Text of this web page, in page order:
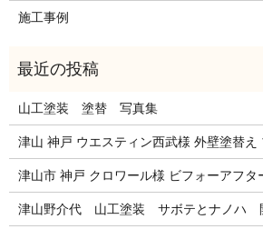
施工事例
山工塗装 塗替 写真集
津山 神戸 ウエスティン西武様 外壁塗替え
津山市 神戸 クロワール様 ビフォーアフタ
津山野介代 山工塗装 サボテとナノハ